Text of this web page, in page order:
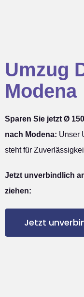
Umzug
Modena
Sparen Sie jetzt Ø
nach Modena: Unser
steht für
Jetzt unverbindlich
ziehen:
Jetzt